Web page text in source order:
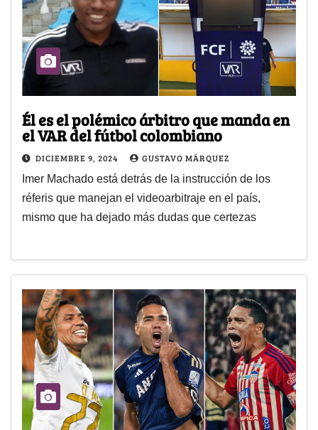
Él es el polémico árbitro que manda en
el VAR del fútbol colombiano
DICIEMBRE 9, 2024 GUSTAVO MÁRQUEZ
Imer Machado está detrás de la instrucción de los
réferis que manejan el videoarbitraje en el país,
mismo que ha dejado más dudas que certezas